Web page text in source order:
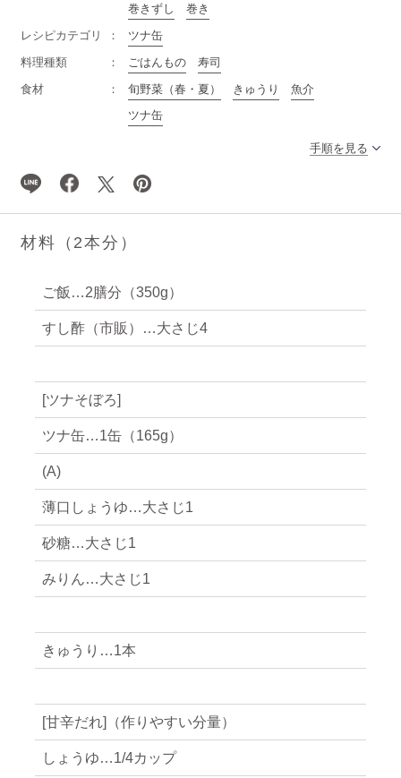
巻きずし
巻き
レシピカテゴリ
ツナ缶
料理種類
ごはんもの
寿司
食材
旬野菜（春・夏） きゅうり
魚介
ツナ缶
手順を見る
材料（2本分）
ご飯…2膳分（350g）
すし酢（市販）…大さじ4
[ツナそぼろ]
ツナ缶…1缶（165g）
(A)
薄口しょうゆ…大さじ1
砂糖…大さじ1
みりん…大さじ1
きゅうり…1本
[甘辛だれ]（作りやすい分量）
しょうゆ…1/4カップ